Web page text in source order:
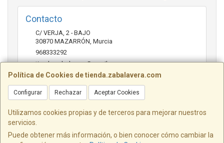
Política de Cookies de tienda.zabalavera.com
Configurar Rechazar Aceptar Cookies
Utilizamos cookies propias y de terceros para mejorar nuestros
servicios.
Puede obtener más información, o bien conocer cómo cambiar la
Contacto
C/ VERJA, 2 - BAJO
30870 MAZARRÓN Murcia
968333292
tienda.zabalavera@gmail.com
Horario
9:30-14:00 y 17:30-20:00